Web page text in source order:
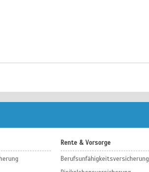
Rente & Vorsorge
Berufs­unfähigkeitsversicherung